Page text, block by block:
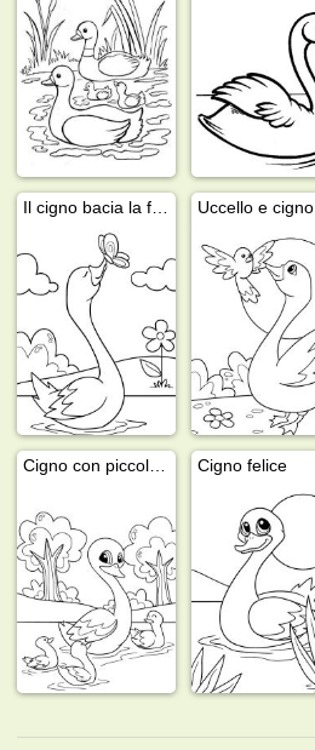
Uccello e cigno
Cigno felice